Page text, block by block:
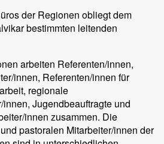
der Regionen obliegt dem
bestimmten leitenden
arbeiten Referenten/innen,
innen, Referenten/innen für
regionale
Jugendbeauftragte und
innen zusammen. Die
pastoralen Mitarbeiter/innen der